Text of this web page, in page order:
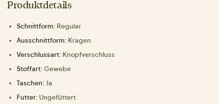
Produktdetails
Schnittform: Regular
Ausschnittform: Kragen
Verschlussart: Knopfverschluss
Stoffart: Gewebe
Taschen: Ja
Futter: Ungefüttert